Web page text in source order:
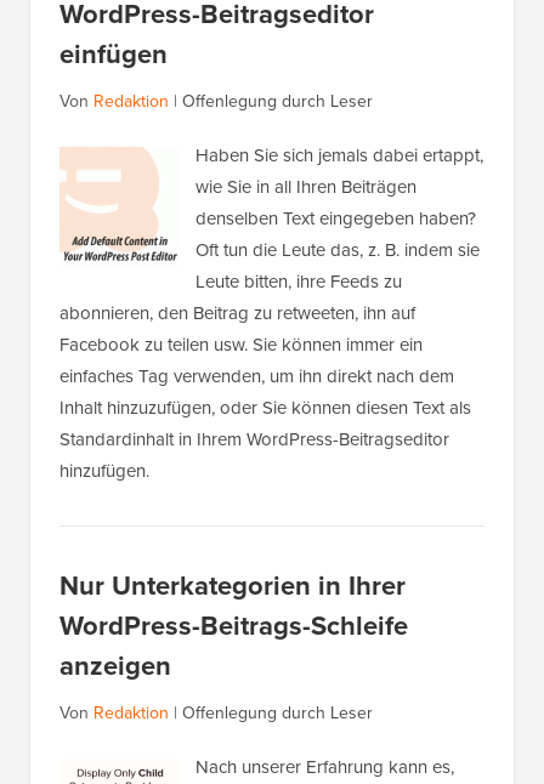
WordPress-Beitragseditor
einfügen
Von Redaktion | Offenlegung durch Leser
Haben Sie sich jemals dabei ertappt,
wie Sie in all Ihren Beiträgen
denselben Text eingegeben haben?
Oft tun die Leute das, z. B. indem sie
Leute bitten, ihre Feeds zu
abonnieren, den Beitrag zu retweeten, ihn auf
Facebook zu teilen usw. Sie können immer ein
einfaches Tag verwenden, um ihn direkt nach dem
Inhalt hinzuzufügen, oder Sie können diesen Text als
Standardinhalt in Ihrem WordPress-Beitragseditor
hinzufügen.
Nur Unterkategorien in Ihrer
WordPress-Beitrags-Schleife
anzeigen
Von Redaktion | Offenlegung durch Leser
Nach unserer Erfahrung kann es,